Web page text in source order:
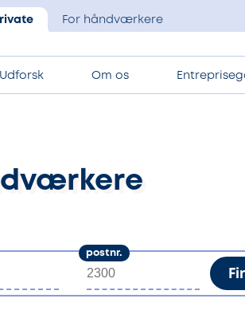
For håndværkere
Udforsk Om os
postnr.